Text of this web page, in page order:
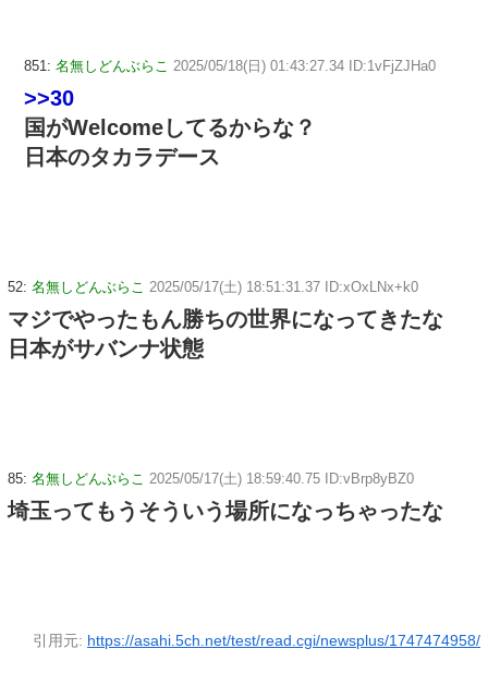
851: 名無しどんぶらこ 2025/05/18(日) 01:43:27.34 ID:1vFjZJHa0
>>30
国がWelcomeしてるからな？
日本のタカラデース
52: 名無しどんぶらこ 2025/05/17(土) 18:51:31.37 ID:xOxLNx+k0
マジでやったもん勝ちの世界になってきたな
日本がサバンナ状態
85: 名無しどんぶらこ 2025/05/17(土) 18:59:40.75 ID:vBrp8yBZ0
埼玉ってもうそういう場所になっちゃったな
引用元: https://asahi.5ch.net/test/read.cgi/newsplus/1747474958/